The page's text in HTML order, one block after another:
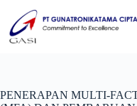
PENERAPAN MULTI-